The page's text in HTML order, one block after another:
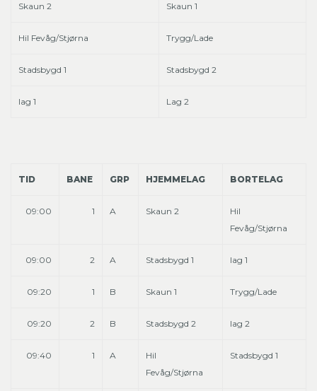
Skaun 2 Skaun 1
Hil Fevåg/Stjørna Trygg/Lade
Stadsbygd 1 Stadsbygd 2
lag 1 Lag 2
TID BANE GRP HJEMMELAG BORTELAG
09:00 1 A Skaun 2
Hil
Fevåg/Stjørna
09:00 2 A Stadsbygd 1 lag 1
09:20 1 B Skaun 1 Trygg/Lade
09:20 2 B Stadsbygd 2 lag 2
09:40 1 A
Hil
Fevåg/Stjørna
Stadsbygd 1